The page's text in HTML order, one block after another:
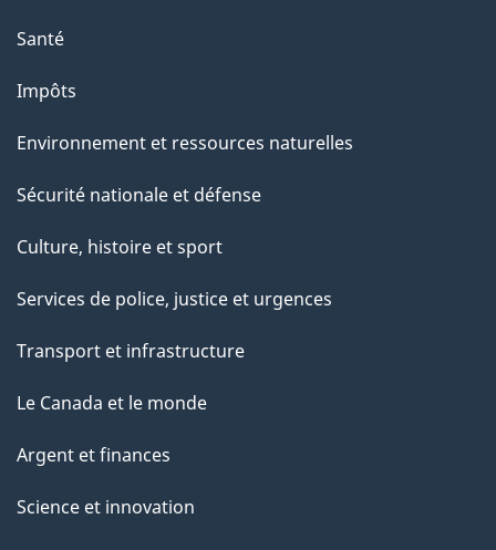
Santé
Impôts
Environnement et ressources naturelles
Sécurité nationale et défense
Culture, histoire et sport
Services de police, justice et urgences
Transport et infrastructure
Le Canada et le monde
Argent et finances
Science et innovation